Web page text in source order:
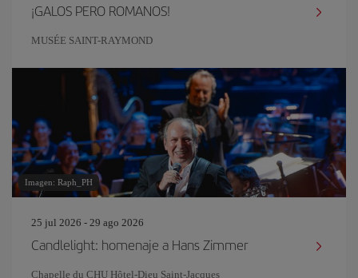
¡GALOS PERO ROMANOS!
MUSÉE SAINT-RAYMOND
Imagen: Raph_PH
25 jul 2026 - 29 ago 2026
Candlelight: homenaje a Hans Zimmer
Chapelle du CHU Hôtel-Dieu Saint-Jacques